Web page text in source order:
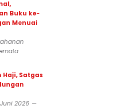
Buku ke-
Menuai
Haji, Satgas
Juni 2026 —